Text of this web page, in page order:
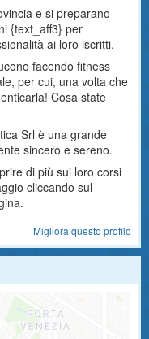
e si preparano
{text_aff3} per
ai loro iscritti.
facendo fitness
per cui, una volta che
Cosa state
Srl è una grande
sincero e sereno.
di più sui loro corsi
cliccando sul
Migliora questo profilo